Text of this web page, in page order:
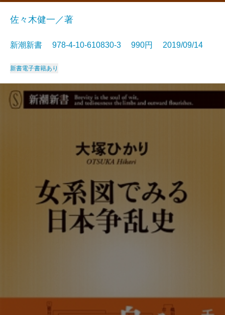
佐々木健一／著
新潮新書 978-4-10-610830-3 990円 2019/09/14
新書電子書籍あり